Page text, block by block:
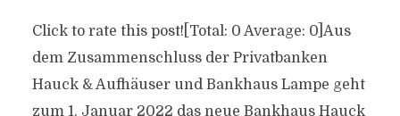
Click to rate this post![Total: 0 Average: 0]Aus
dem Zusammenschluss der Privatbanken
Hauck & Aufhäuser und Bankhaus Lampe geht
zum 1. Januar 2022 das neue Bankhaus Hauck